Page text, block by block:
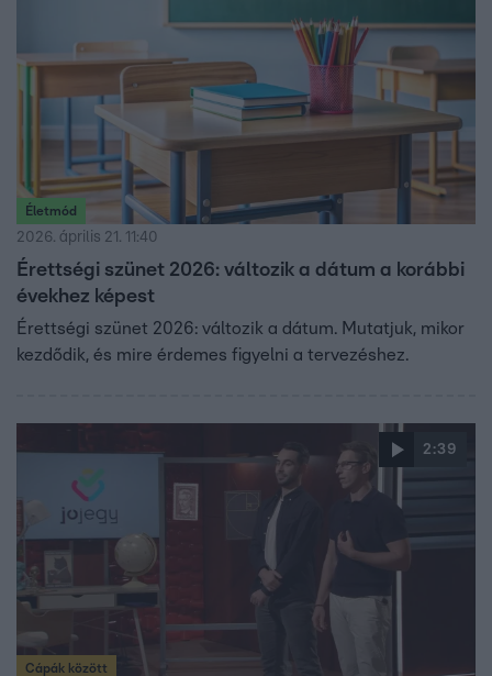
Életmód
2026. április 21. 11:40
Érettségi szünet 2026: változik a dátum a korábbi
évekhez képest
Érettségi szünet 2026: változik a dátum. Mutatjuk, mikor
kezdődik, és mire érdemes figyelni a tervezéshez.
2:39
Cápák között